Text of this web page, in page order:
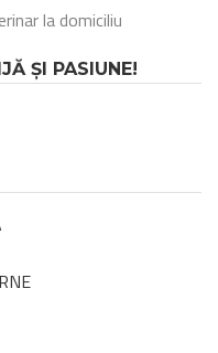
la domiciliu
ȘI PASIUNE!